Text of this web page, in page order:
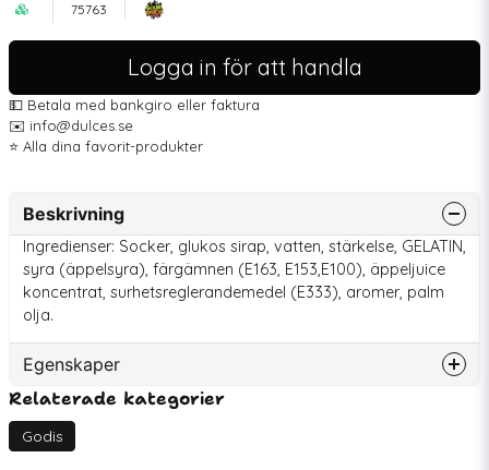
75763
Logga in för att handla
💵 Betala med bankgiro eller faktura
✉️ info@dulces.se
⭐️ Alla dina favorit-produkter
Beskrivning
Ingredienser: Socker, glukos sirap, vatten, stärkelse, GELATIN,
syra (äppelsyra), färgämnen (E163, E153,E100), äppeljuice
koncentrat, surhetsreglerandemedel (E333), aromer, palm
olja.
Egenskaper
Artikelnummer
EAN
Relaterade kategorier
Godis